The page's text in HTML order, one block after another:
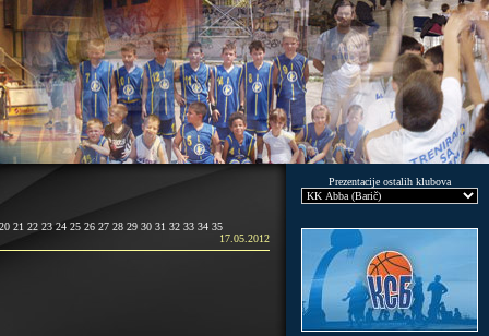
21 22 23 24 25 26 27 28 29 30 31 32 33 34 35
17.05.2012
Prezentacije ostalih klubova